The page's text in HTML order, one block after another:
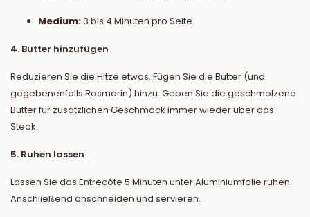
Medium:3 bis 4 Minuten pro Seite
4. Butter hinzufügen
Reduzieren Sie die Hitze etwas. Fügen Sie die Butter (und
gegebenenfalls Rosmarin) hinzu. Geben Sie die geschmolzene
Butter für zusätzlichen Geschmack immer wieder über das
Steak.
5. Ruhen lassen
Lassen Sie das Entrecôte 5 Minuten unter Aluminiumfolie ruhen.
Anschließend anschneiden und servieren.